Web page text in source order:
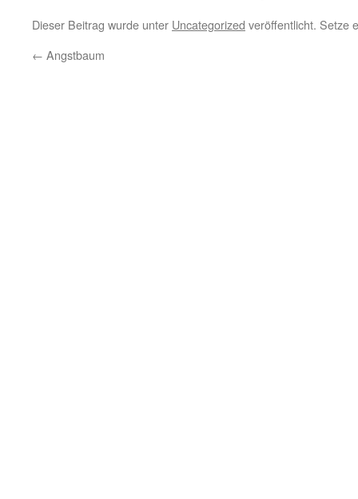
Dieser Beitrag wurde unter Uncategorized veröffentlicht. Setze
← Angstbaum